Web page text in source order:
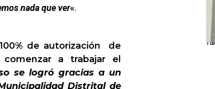
nada que ver«.
de autorización de
a trabajar el
se logró gracias a un
Distrital de